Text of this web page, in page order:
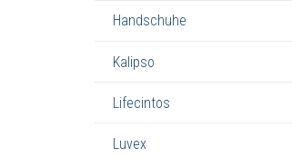
Handschuhe
Kalipso
Lifecintos
Luvex